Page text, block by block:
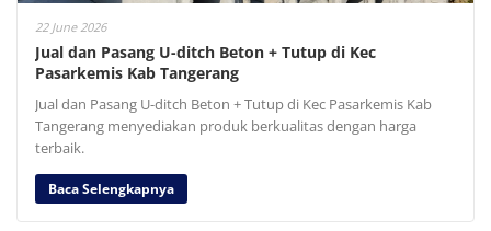
22 June 2026
Jual dan Pasang U-ditch Beton + Tutup di Kec
Pasarkemis Kab Tangerang
Jual dan Pasang U-ditch Beton + Tutup di Kec Pasarkemis Kab
Tangerang menyediakan produk berkualitas dengan harga
terbaik.
Baca Selengkapnya